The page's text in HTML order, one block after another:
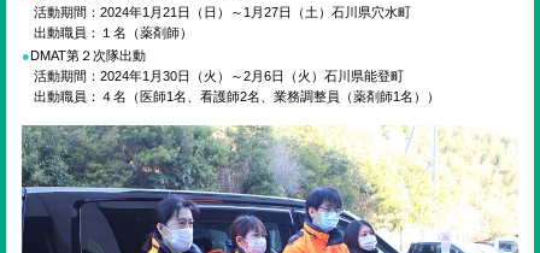
活動期間：2024年1月21日（日）～1月27日（土）石川県穴水町
出動職員：１名（薬剤師）
DMAT第２次隊出動
活動期間：2024年1月30日（火）～2月6日（火）石川県能登町
出動職員：４名（医師1名、看護師2名、業務調整員（薬剤師1名））